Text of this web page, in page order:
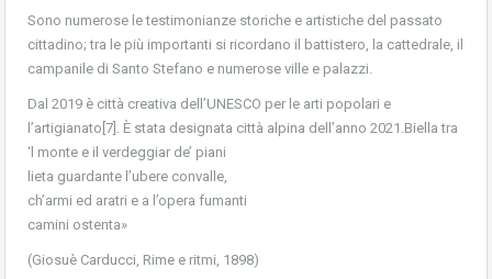
Sono numerose le testimonianze storiche e artistiche del passato
cittadino; tra le più importanti si ricordano il battistero, la cattedrale, il
campanile di Santo Stefano e numerose ville e palazzi.
Dal 2019 è città creativa dell’UNESCO per le arti popolari e
l’artigianato[7]. È stata designata città alpina dell’anno 2021.Biella tra
‘l monte e il verdeggiar de’ piani
lieta guardante l’ubere convalle,
ch’armi ed aratri e a l’opera fumanti
camini ostenta»
(Giosuè Carducci, Rime e ritmi, 1898)